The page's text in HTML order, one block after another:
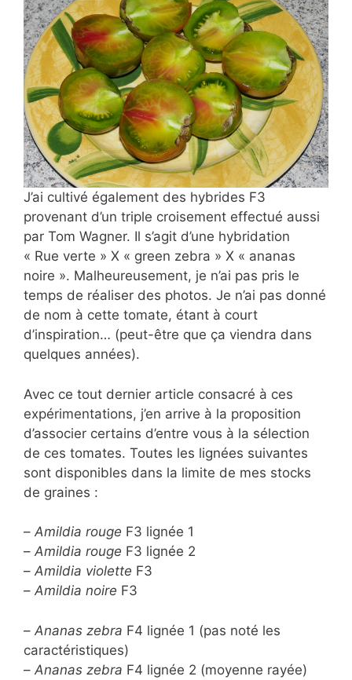
J’ai cultivé également des hybrides F3
provenant d’un triple croisement effectué aussi
par Tom Wagner. Il s’agit d’une hybridation
« Rue verte » X « green zebra » X « ananas
noire ». Malheureusement, je n’ai pas pris le
temps de réaliser des photos. Je n’ai pas donné
de nom à cette tomate, étant à court
d’inspiration… (peut-être que ça viendra dans
quelques années).
Avec ce tout dernier article consacré à ces
expérimentations, j’en arrive à la proposition
d’associer certains d’entre vous à la sélection
de ces tomates. Toutes les lignées suivantes
sont disponibles dans la limite de mes stocks
de graines :
– Amildia rouge F3 lignée 1
– Amildia rouge F3 lignée 2
– Amildia violette F3
– Amildia noire F3
– Ananas zebra F4 lignée 1 (pas noté les
caractéristiques)
– Ananas zebra F4 lignée 2 (moyenne rayée)